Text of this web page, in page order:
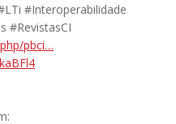
#Interoperabilidade
#RevistasCI
pbci…